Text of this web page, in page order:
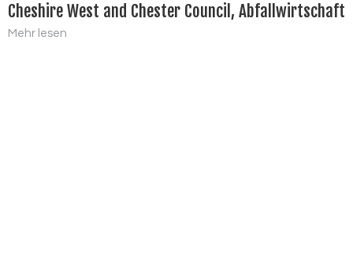
Cheshire West and Chester Council, Abfallwirtschaft
Mehr lesen